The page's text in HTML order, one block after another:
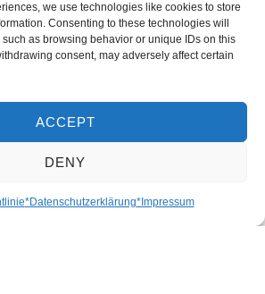
we use technologies like cookies to store
Consenting to these technologies will
as browsing behavior or unique IDs on this
consent, may adversely affect certain
ACCEPT
DENY
*Datenschutzerklärung*Impressum
Buchungsanfrage
-
ein naher Verwandter des Kakaos
ähnlich wie Kakao verarbeitet